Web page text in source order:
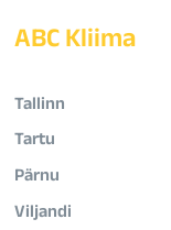
ABC Kliima
Tallinn
Tartu
Pärnu
Viljandi